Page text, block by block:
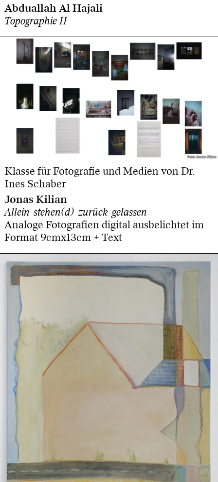
Abduallah Al Hajali
Topographie II
Foto: Jonas Kilian
Foto: Jonas Kilian
Klasse für Fotografie und Medien von Dr.
Ines Schaber
Jonas Kilian
Allein-stehen(d)-zurück-gelassen
Analoge Fotografien digital ausbelichtet im
Format 9cmx13cm + Text